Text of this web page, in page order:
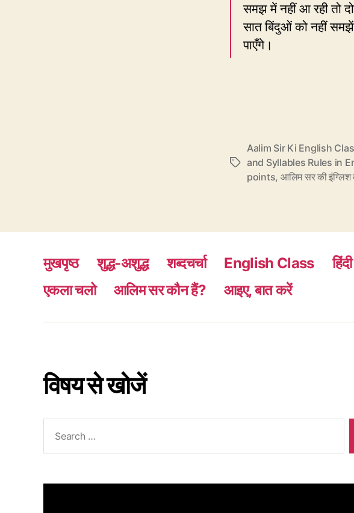
समझ में नहीं आ रही तो
सात बिंदुओं को नहीं
पाएँगे।
Tags
Aalim Sir Ki English
and Syllables Rules in
points, आलिम सर की इंग्लिश
मुखपृष्ठ शुद्ध-अशुद्ध शब्दचर्चा English Class
एकला चलो
आलिम सर कौन हैं? आइए, बात करें
विषय से खोजें
for: